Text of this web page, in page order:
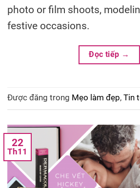
photo or film shoots,
festive occasions.
Đọc tiếp →
Được đăng trong Mẹo làm đẹp, Tin
22
Th11